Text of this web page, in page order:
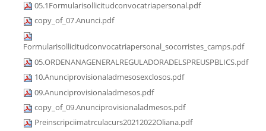
05.1Formularisollicitudconvocatriapersonal.pdf
copy_of_07.Anunci.pdf
Formularisollicitudconvocatriapersonal_socorristes_camps.pdf
05.ORDENANAGENERALREGULADORADELSPREUSPBLICS.pdf
10.Anunciprovisionaladmesosexclosos.pdf
09.Anunciprovisionaladmesos.pdf
copy_of_09.Anunciprovisionaladmesos.pdf
Preinscripciimatrculacurs20212022Oliana.pdf